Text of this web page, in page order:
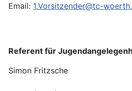
Email: 1.Vorsitzender@tc-
Referent für
Simon Fritzsche